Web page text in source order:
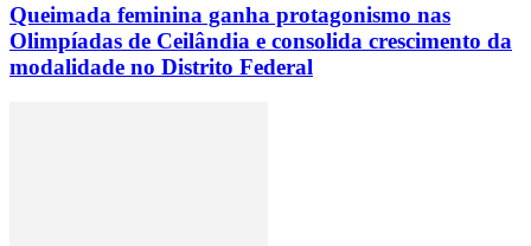
Queimada feminina ganha protagonismo nas
Olimpíadas de Ceilândia e consolida crescimento da
modalidade no Distrito Federal